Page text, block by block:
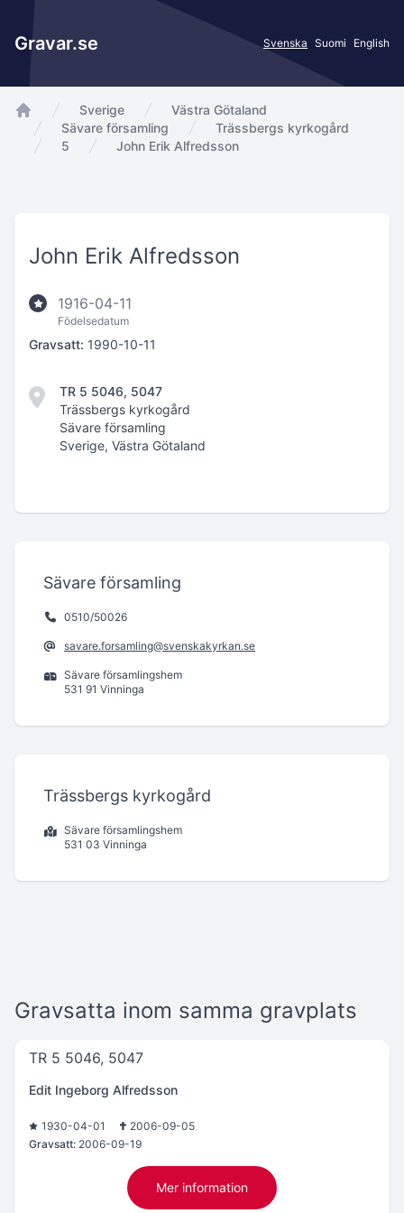
Gravar.se Svenska Suomi English
app.Start
Sverige
Västra Götaland
Sävare församling
Trässbergs kyrkogård
5
John Erik Alfredsson
John Erik Alfredsson
1916-04-11
Födelsedatum
Gravsatt: 1990-10-11
TR 5 5046, 5047
Trässbergs kyrkogård
Sävare församling
Sverige, Västra Götaland
Sävare församling
0510/50026
savare.forsamling@svenskakyrkan.se
Sävare församlingshem
531 91 Vinninga
Trässbergs kyrkogård
Sävare församlingshem
531 03 Vinninga
Gravsatta inom samma gravplats
TR 5 5046, 5047
Edit Ingeborg Alfredsson
1930-04-01
2006-09-05
Gravsatt: 2006-09-19
Mer information